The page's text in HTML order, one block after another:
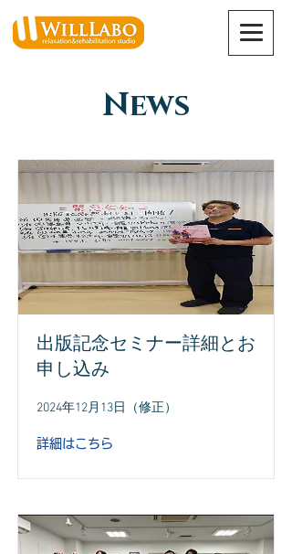
News
出版記念セミナー詳細とお
申し込み
2024年12月13日（修正）
詳細はこちら